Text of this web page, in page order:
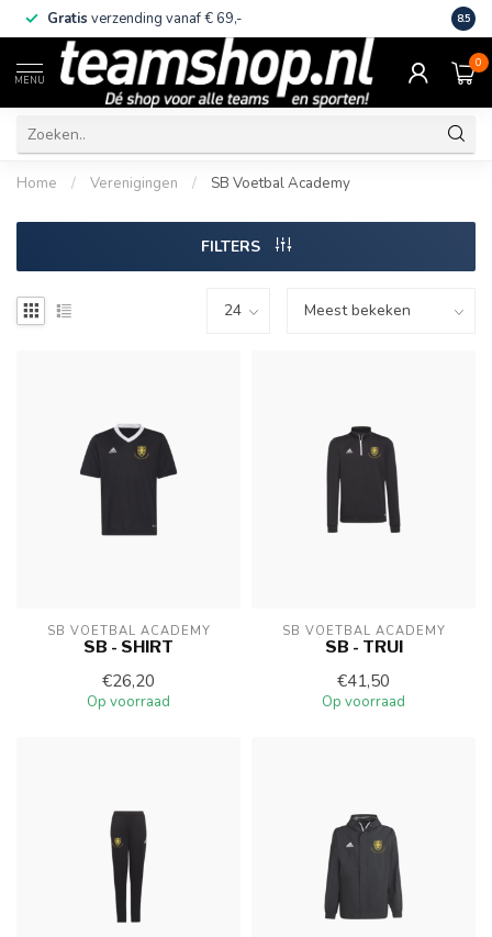
Gratis verzending vanaf € 69,- Eigen
8.5
MENU
0
Home / Verenigingen / SB Voetbal Academy
FILTERS
SB VOETBAL ACADEMY
SB - SHIRT
€26,20
Op voorraad
SB VOETBAL ACADEMY
SB - TRUI
€41,50
Op voorraad